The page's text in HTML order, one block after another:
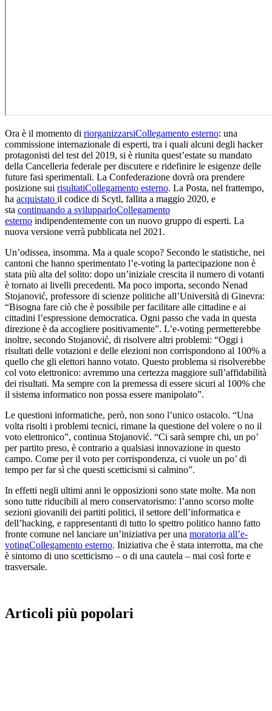
Ora è il momento di riorganizzarsiCollegamento esterno: una
commissione internazionale di esperti, tra i quali alcuni degli hacker
protagonisti del test del 2019, si è riunita quest’estate su mandato
della Cancelleria federale per discutere e ridefinire le esigenze delle
future fasi sperimentali. La Confederazione dovrà ora prendere
posizione sui risultatiCollegamento esterno. La Posta, nel frattempo,
ha acquistato il codice di Scytl, fallita a maggio 2020, e
sta continuando a svilupparloCollegamento
esterno indipendentemente con un nuovo gruppo di esperti. La
nuova versione verrà pubblicata nel 2021.
Un’odissea, insomma. Ma a quale scopo? Secondo le statistiche, nei
cantoni che hanno sperimentato l’e-voting la partecipazione non è
stata più alta del solito: dopo un’iniziale crescita il numero di votanti
è tornato ai livelli precedenti. Ma poco importa, secondo Nenad
Stojanović, professore di scienze politiche all’Università di Ginevra:
“Bisogna fare ciò che è possibile per facilitare alle cittadine e ai
cittadini l’espressione democratica. Ogni passo che vada in questa
direzione è da accogliere positivamente”. L’e-voting permetterebbe
inoltre, secondo Stojanović, di risolvere altri problemi: “Oggi i
risultati delle votazioni e delle elezioni non corrispondono al 100% a
quello che gli elettori hanno votato. Questo problema si risolverebbe
col voto elettronico: avremmo una certezza maggiore sull’affidabilità
dei risultati. Ma sempre con la premessa di essere sicuri al 100% che
il sistema informatico non possa essere manipolato”.
Le questioni informatiche, però, non sono l’unico ostacolo. “Una
volta risolti i problemi tecnici, rimane la questione del volere o no il
voto elettronico”, continua Stojanović. “Ci sarà sempre chi, un po’
per partito preso, è contrario a qualsiasi innovazione in questo
campo. Come per il voto per corrispondenza, ci vuole un po’ di
tempo per far sì che questi scetticismi si calmino”.
In effetti negli ultimi anni le opposizioni sono state molte. Ma non
sono tutte riducibili al mero conservatorismo: l’anno scorso molte
sezioni giovanili dei partiti politici, il settore dell’informatica e
dell’hacking, e rappresentanti di tutto lo spettro politico hanno fatto
fronte comune nel lanciare un’iniziativa per una moratoria all’e-
votingCollegamento esterno. Iniziativa che è stata interrotta, ma che
è sintomo di uno scetticismo – o di una cautela – mai così forte e
trasversale.
Articoli più popolari